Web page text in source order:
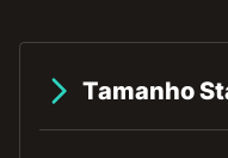
Tamanho